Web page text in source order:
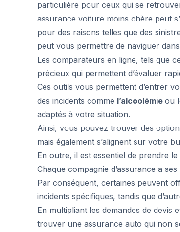
particulière pour ceux qui se
assurance voiture moins chère peut
pour des raisons telles que des
peut vous permettre de naviguer
Les comparateurs en ligne, tels que
précieux qui permettent d’évaluer
Ces outils vous permettent d’entrer
des incidents comme l’alcoolémie ou
adaptés à votre situation.
Ainsi, vous pouvez trouver des
mais également s’alignent sur votre
En outre, il est essentiel de prendre
Chaque compagnie d’assurance a
Par conséquent, certaines peuvent
incidents spécifiques, tandis que
En multipliant les demandes de devis
trouver une assurance auto qui non